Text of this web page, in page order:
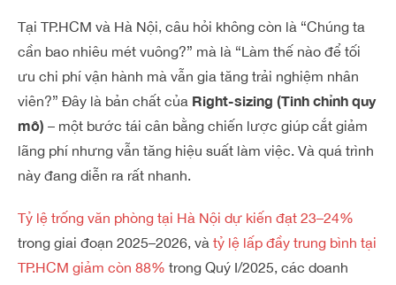
Tại TP.HCM và Hà Nội, câu hỏi không còn là “Chúng ta
cần bao nhiêu mét vuông?” mà là “Làm thế nào để tối
ưu chi phí vận hành mà vẫn gia tăng trải nghiệm nhân
viên?” Đây là bản chất của Right-sizing (Tinh chỉnh quy
mô) – một bước tái cân bằng chiến lược giúp cắt giảm
lãng phí nhưng vẫn tăng hiệu suất làm việc. Và quá trình
này đang diễn ra rất nhanh.
Tỷ lệ trống văn phòng tại Hà Nội dự kiến đạt 23–24%
trong giai đoạn 2025–2026, và tỷ lệ lấp đầy trung bình tại
TP.HCM giảm còn 88% trong Quý I/2025, các doanh